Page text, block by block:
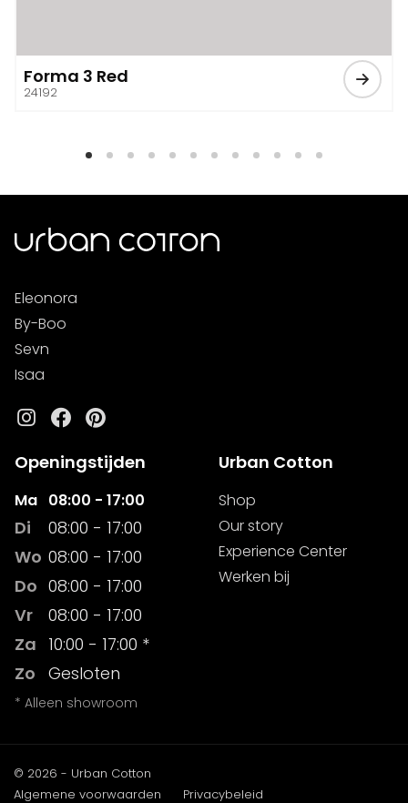
Forma 3 Red
24192
Eleonora
By-Boo
Sevn
Isaa
Instagram
Facebook
Pinterest
Openingstijden
Ma 08:00 - 17:00
Di
08:00 - 17:00
Wo 08:00 - 17:00
Do 08:00 - 17:00
Vr
08:00 - 17:00
Za 10:00 - 17:00 *
Zo
Gesloten
* Alleen showroom
Urban Cotton
Shop
Our story
Experience Center
Werken bij
© 2026 - Urban Cotton
Algemene voorwaarden
Privacybeleid